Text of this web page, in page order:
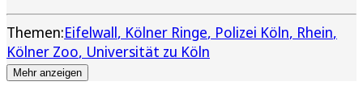
Themen:Eifelwall Kölner Ringe Polizei Köln Rhein
Kölner Zoo Universität zu Köln
Mehr anzeigen